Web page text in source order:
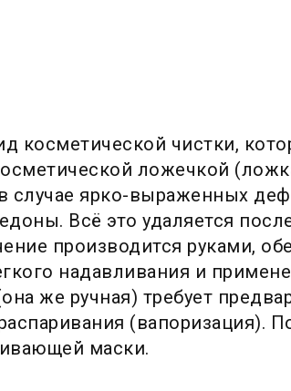
косметической чистки,
ложечкой
случае ярко-выраженных
Всё это удаляется
производится руками,
надавливания и
же ручная) требует
(вапоризация).
маски.